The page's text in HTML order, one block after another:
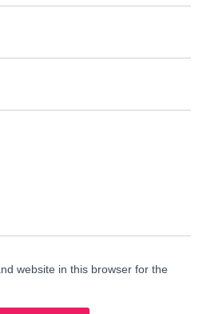
website in this browser for the